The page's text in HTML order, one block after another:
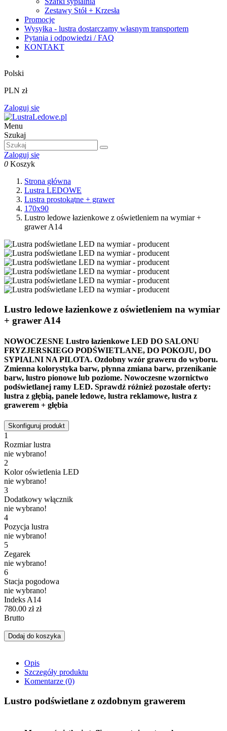
Zestawy Stół + Krzesła
Promocje
Wysyłka - lustra dostarczamy własnym transportem
Pytania i odpowiedzi / FAQ
KONTAKT
Polski
PLN zł
Zaloguj się
Menu
Szukaj
Zaloguj się
0 Koszyk
Strona główna
Lustra LEDOWE
Lustra prostokątne + grawer
170x90
Lustro ledowe łazienkowe z oświetleniem na wymiar +
grawer A14
Lustro ledowe łazienkowe z oświetleniem na wymiar
+ grawer A14
NOWOCZESNE Lustro łazienkowe LED DO SALONU
FRYZJERSKIEGO PODŚWIETLANE, DO POKOJU, DO
SYPIALNI NA PILOTA. Ozdobny wzór graweru do wyboru.
Zmienna kolorystyka barw, płynna zmiana barw, przenikanie
barw, lustro pionowe lub poziome. Nowoczesne wzornictwo
podświetlanej ramy LED. Sprawdź różnież pozostałe oferty:
lustra z głębią, panele ledowe, lustra reklamowe, lustra z
grawerem + głębia
Skonfiguruj produkt
1
Rozmiar lustra
nie wybrano!
2
Kolor oświetlenia LED
nie wybrano!
3
Dodatkowy włącznik
nie wybrano!
4
Pozycja lustra
nie wybrano!
5
Zegarek
nie wybrano!
6
Stacja pogodowa
nie wybrano!
Indeks A14
780.00 złzł
Brutto
Dodaj do koszyka
Opis
Szczegóły produktu
Komentarze (0)
Lustro podświetlane z ozdobnym grawerem